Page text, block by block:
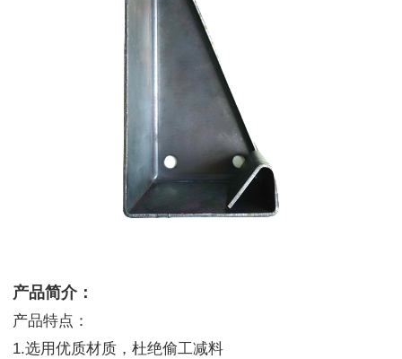
产品简介：
产品特点：
1.选用优质材质，杜绝偷工减料